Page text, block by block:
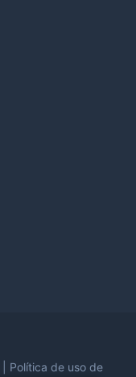
Política de uso de